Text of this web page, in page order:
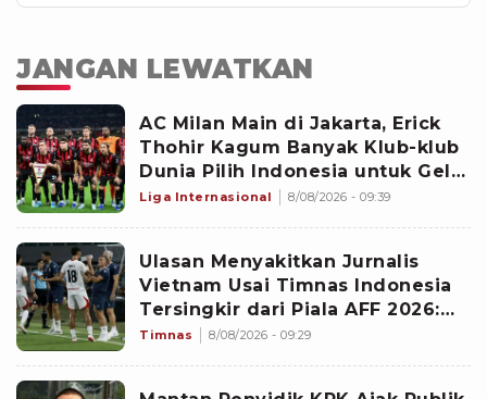
JANGAN LEWATKAN
AC Milan Main di Jakarta, Erick
Thohir Kagum Banyak Klub-klub
Dunia Pilih Indonesia untuk Gelar
Pramusim: Dampaknya Positif
Liga Internasional 8/08/2026 - 09:39
Ulasan Menyakitkan Jurnalis
Vietnam Usai Timnas Indonesia
Tersingkir dari Piala AFF 2026:
Memalukan!
Timnas 8/08/2026 - 09:29